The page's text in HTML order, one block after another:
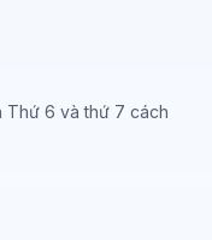
Thứ 6 và thứ 7 cách